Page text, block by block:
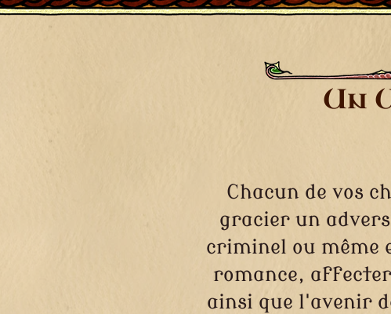
Un
Chacun de vos
gracier un
criminel ou même
romance,
ainsi que l'avenir